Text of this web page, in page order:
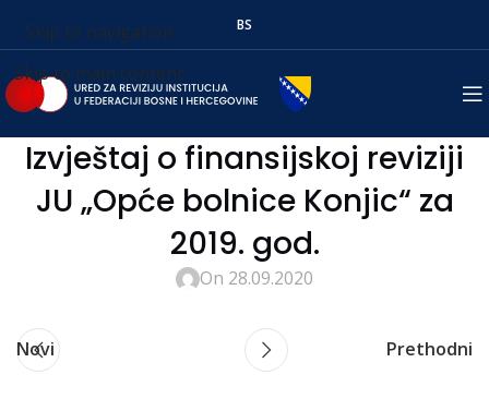
Skip to navigation
Skip to main content
BS
Izvještaj o finansijskoj reviziji
JU „Opće bolnice Konjic“ za
2019. god.
On 28.09.2020
Novi Prethodni